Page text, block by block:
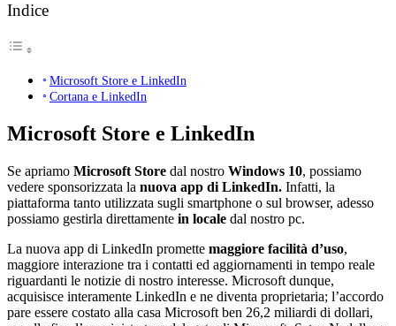
Indice
Microsoft Store e LinkedIn
Cortana e LinkedIn
Microsoft Store e LinkedIn
Se apriamo Microsoft Store dal nostro Windows 10, possiamo
vedere sponsorizzata la nuova app di LinkedIn. Infatti, la
piattaforma tanto utilizzata sugli smartphone o sul browser, adesso
possiamo gestirla direttamente in locale dal nostro pc.
La nuova app di LinkedIn promette maggiore facilità d’uso,
maggiore interazione tra i contatti ed aggiornamenti in tempo reale
riguardanti le notizie di nostro interesse. Microsoft dunque,
acquisisce interamente LinkedIn e ne diventa proprietaria; l’accordo
pare essere costato alla casa Microsoft ben 26,2 miliardi di dollari,